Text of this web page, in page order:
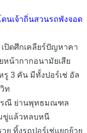
นเจ้าถิ่นสวนรถพังจอด
ปิดศึกเคลียร์ปัญหาคา
หน้ากากอนามัยเสีย
3 คัน มีทั้งปอร์เช่ อัล
ท
รณี ย่านพุทธมณฑล
ขู่แล้วหลบหนี
ย ทิ้งรถปอร์เช่แยกย้าย